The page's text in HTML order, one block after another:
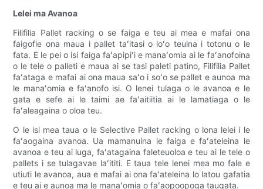
Lelei ma Avanoa
Filifilia Pallet racking o se faiga e teu ai mea e mafai ona
faigofie ona maua i pallet taʻitasi o loʻo teuina i totonu o le
fata. E le pei o isi faiga faʻapipiʻi e manaʻomia ai le faʻanofoina
o le tele o palleti e maua ai se tasi paleti patino, Filifilia Pallet
faʻataga e mafai ai ona maua saʻo i soʻo se pallet e aunoa ma
le manaʻomia e faʻanofo isi. O lenei tulaga o le avanoa e le
gata e sefe ai le taimi ae faʻaitiitia ai le lamatiaga o le
faʻaleagaina o oloa teu.
O le isi mea taua o le Selective Pallet racking o lona lelei i le
faʻaogaina avanoa. Ua mamanuina le faiga e faʻateleina le
avanoa e teu ai luga, faʻatagaina faleteuoloa e teu ai le tele o
pallets i se tulagavae laʻititi. E taua tele lenei mea mo fale e
utiuti le avanoa, aua e mafai ai ona faʻateleina lo latou gafatia
e teu ai e aunoa ma le manaʻomia o faʻaopoopoga taugata.